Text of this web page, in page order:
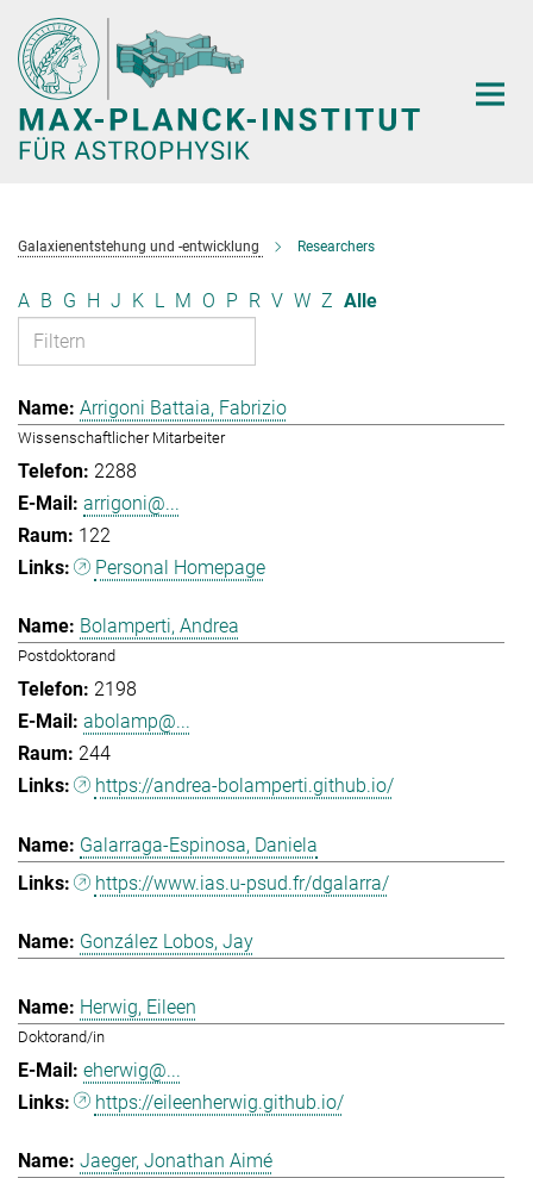
Hauptinhalt
Galaxienentstehung und -entwicklung Researchers
A B G H J K L M O P R V W Z Alle
Arrigoni Battaia, Fabrizio
Wissenschaftlicher Mitarbeiter
2288
arrigoni@...
122
Personal Homepage
Bolamperti, Andrea
Postdoktorand
2198
abolamp@...
244
https://andrea-bolamperti.github.io/
Galarraga-Espinosa, Daniela
https://www.ias.u-psud.fr/dgalarra/
González Lobos, Jay
Herwig, Eileen
Doktorand/in
eherwig@...
https://eileenherwig.github.io/
Jaeger, Jonathan Aimé